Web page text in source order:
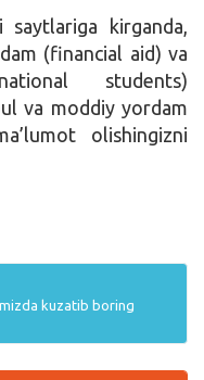
kirganda,
(financial aid) va
students)
va moddiy yordam
olishingizni
kuzatib boring